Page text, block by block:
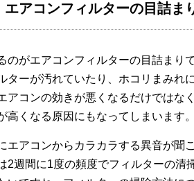
エアコンフィルターの目詰ま
のがエアコンフィルターの目詰まり
ターが汚れていたり、ホコリまみれ
アコンの効きが悪くなるだけではなく
高くなる原因にもなってしまいます。
エアコンからカラカラする異音が聞
2週間に1度の頻度でフィルターの清